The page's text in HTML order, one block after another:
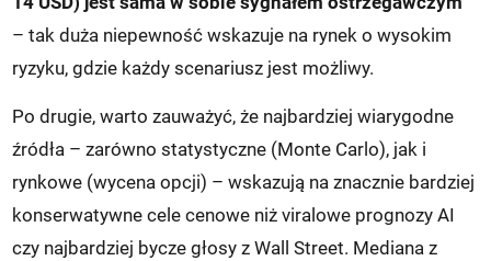
– tak duża niepewność wskazuje na rynek o wysokim
ryzyku, gdzie każdy scenariusz jest możliwy.
Po drugie, warto zauważyć, że najbardziej wiarygodne
źródła – zarówno statystyczne (Monte Carlo), jak i
rynkowe (wycena opcji) – wskazują na znacznie bardziej
konserwatywne cele cenowe niż viralowe prognozy AI
czy najbardziej bycze głosy z Wall Street. Mediana z